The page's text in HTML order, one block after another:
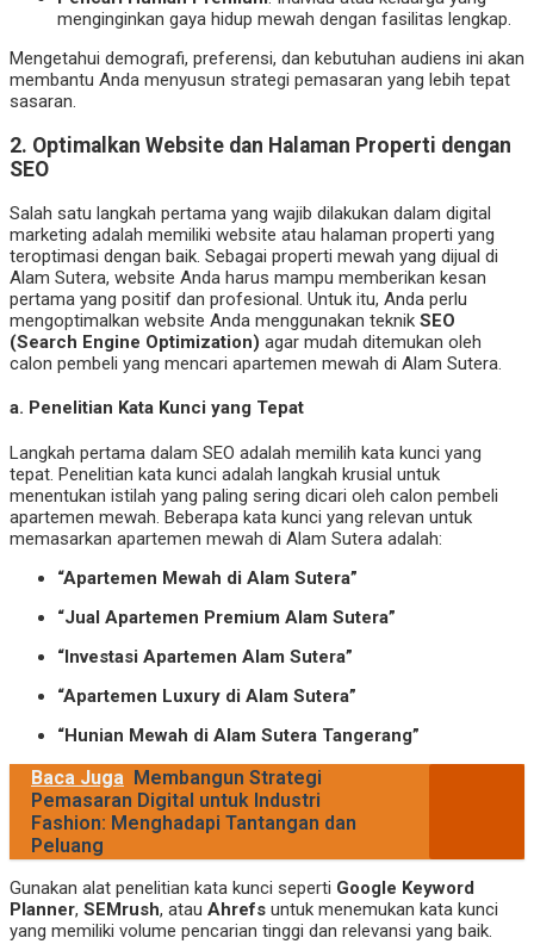
menginginkan gaya hidup mewah dengan fasilitas lengkap.
Mengetahui demografi, preferensi, dan kebutuhan audiens ini akan
membantu Anda menyusun strategi pemasaran yang lebih tepat
sasaran.
2. Optimalkan Website dan Halaman Properti dengan
SEO
Salah satu langkah pertama yang wajib dilakukan dalam digital
marketing adalah memiliki website atau halaman properti yang
teroptimasi dengan baik. Sebagai properti mewah yang dijual di
Alam Sutera, website Anda harus mampu memberikan kesan
pertama yang positif dan profesional. Untuk itu, Anda perlu
mengoptimalkan website Anda menggunakan teknik SEO
(Search Engine Optimization) agar mudah ditemukan oleh
calon pembeli yang mencari apartemen mewah di Alam Sutera.
a. Penelitian Kata Kunci yang Tepat
Langkah pertama dalam SEO adalah memilih kata kunci yang
tepat. Penelitian kata kunci adalah langkah krusial untuk
menentukan istilah yang paling sering dicari oleh calon pembeli
apartemen mewah. Beberapa kata kunci yang relevan untuk
memasarkan apartemen mewah di Alam Sutera adalah:
“Apartemen Mewah di Alam Sutera”
“Jual Apartemen Premium Alam Sutera”
“Investasi Apartemen Alam Sutera”
“Apartemen Luxury di Alam Sutera”
“Hunian Mewah di Alam Sutera Tangerang”
Baca Juga Membangun Strategi
Pemasaran Digital untuk Industri
Fashion: Menghadapi Tantangan dan
Peluang
Gunakan alat penelitian kata kunci seperti Google Keyword
Planner, SEMrush, atau Ahrefs untuk menemukan kata kunci
yang memiliki volume pencarian tinggi dan relevansi yang baik.